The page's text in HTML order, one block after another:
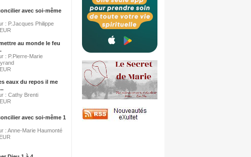
avec soi-même
: P.Jacques Philippe
au monde le feu
: P.Pierre-Marie
eaux du repos il me
: Cathy Brenti
avec soi-même 1
: Anne-Marie Haumonté